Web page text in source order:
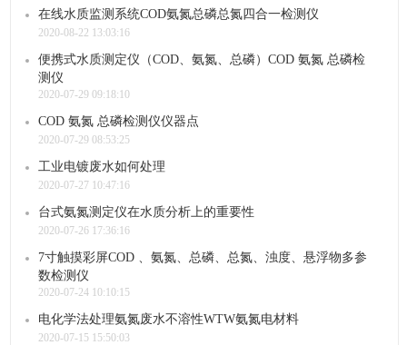
在线水质监测系统COD氨氮总磷总氮四合一检测仪
2020-08-22 13:03:16
便携式水质测定仪（COD、氨氮、总磷）COD 氨氮 总磷检
测仪
2020-07-29 09:18:10
COD 氨氮 总磷检测仪仪器点
2020-07-29 08:53:25
工业电镀废水如何处理
2020-07-27 10:47:16
台式氨氮测定仪在水质分析上的重要性
2020-07-26 17:36:16
7寸触摸彩屏COD 、氨氮、总磷、总氮、浊度、悬浮物多参
数检测仪
2020-07-24 10:10:15
电化学法处理氨氮废水不溶性WTW氨氮电材料
2020-07-15 15:50:03